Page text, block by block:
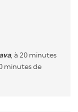
, à 20 minutes
minutes de